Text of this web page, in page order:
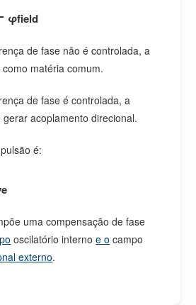
φfield
de fase não é controlada, a
matéria comum.
de fase é controlada, a
acoplamento direcional.
é:
uma compensação de fase
oscilatório internoe o campo
externo.